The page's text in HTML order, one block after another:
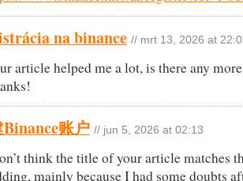
na binance // mrt 13, 2026 at
article helped me a lot, is there any
账户 // jun 5, 2026 at 02:13
think the title of your article matches
mainly because I had some doubts